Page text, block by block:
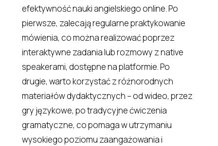
efektywność nauki angielskiego online. Po
pierwsze, zalecają regularne praktykowanie
mówienia, co można realizować poprzez
interaktywne zadania lub rozmowy z native
speakerami, dostępne na platformie. Po
drugie, warto korzystać z różnorodnych
materiałów dydaktycznych – od wideo, przez
gry językowe, po tradycyjne ćwiczenia
gramatyczne, co pomaga w utrzymaniu
wysokiego poziomu zaangażowania i